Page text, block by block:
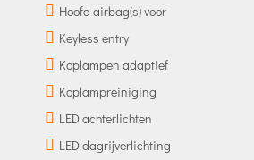
Hoofd airbag(s) voor
Keyless entry
Koplampen adaptief
Koplampreiniging
LED achterlichten
LED dagrijverlichting